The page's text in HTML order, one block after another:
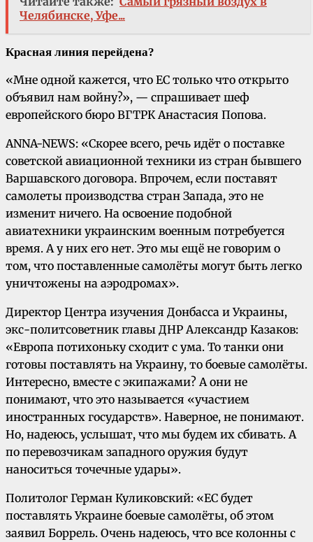
Челябинске, Уфе...
Красная линия перейдена?
«Мне одной кажется, что ЕС только что открыто
объявил нам войну?», — спрашивает шеф
европейского бюро ВГТРК Анастасия Попова.
ANNA-NEWS: «Скорее всего, речь идёт о поставке
советской авиационной техники из стран бывшего
Варшавского договора. Впрочем, если поставят
самолеты производства стран Запада, это не
изменит ничего. На освоение подобной
авиатехники украинским военным потребуется
время. А у них его нет. Это мы ещё не говорим о
том, что поставленные самолёты могут быть легко
уничтожены на аэродромах».
Директор Центра изучения Донбасса и Украины,
экс-политсоветник главы ДНР Александр Казаков:
«Европа потихоньку сходит с ума. То танки они
готовы поставлять на Украину, то боевые самолёты.
Интересно, вместе с экипажами? А они не
понимают, что это называется «участием
иностранных государств». Наверное, не понимают.
Но, надеюсь, услышат, что мы будем их сбивать. А
по перевозчикам западного оружия будут
наноситься точечные удары».
Политолог Герман Куликовский: «ЕС будет
поставлять Украине боевые самолёты, об этом
заявил Боррель. Очень надеюсь, что все колонны с